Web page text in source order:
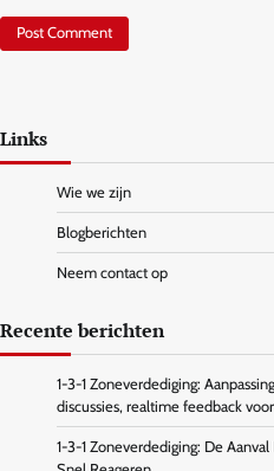
Links
Wie we zijn
Blogberichten
Neem contact op
Recente berichten
1-3-1 Zoneverdediging:
discussies, realtime feedback
1-3-1 Zoneverdediging: De